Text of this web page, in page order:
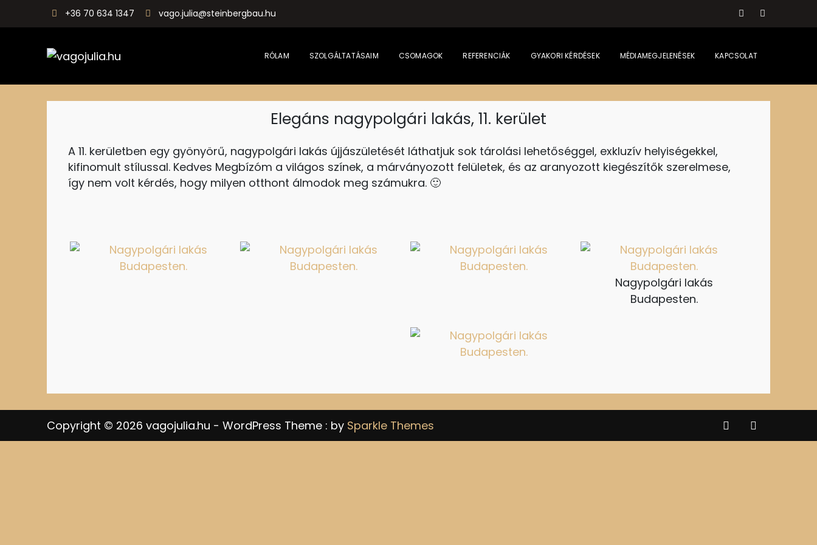
+36 70 634 1347 vago.julia@steinbergbau.hu
vagojulia.hu
RÓLAM SZOLGÁLTATÁSAIM CSOMAGOK REFERENCIÁK GYAKORI KÉRDÉSEK MÉDIAMEGJELENÉSEK KAPCSOLAT
Elegáns nagypolgári lakás, 11. kerület
A 11. kerületben egy gyönyörű, nagypolgári lakás újjászületését láthatjuk sok tárolási lehetőséggel, exkluzív helyiségekkel,
kifinomult stílussal. Kedves Megbízóm a világos színek, a márványozott felületek, és az aranyozott kiegészítők szerelmese,
így nem volt kérdés, hogy milyen otthont álmodok meg számukra. 🙂
Nagypolgári lakás
Budapesten.
Copyright © 2026 vagojulia.hu - WordPress Theme : by Sparkle Themes